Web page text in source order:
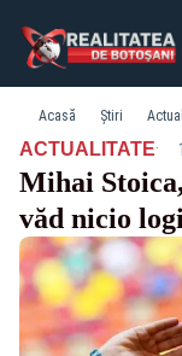
Acasă Știri
ACTUALITATE·
Mihai
văd nicio